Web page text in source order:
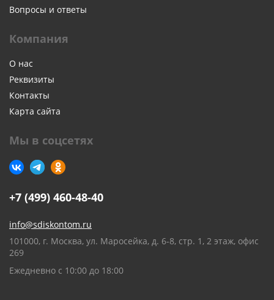
Вопросы и ответы
Компания
О нас
Реквизиты
Контакты
Карта сайта
Мы в соцсетях
+7 (499) 460-48-40
info@sdiskontom.ru
101000, г. Москва, ул. Маросейка, д. 6-8, стр. 1, 2 этаж, офис
269
Ежедневно с 10:00 до 18:00